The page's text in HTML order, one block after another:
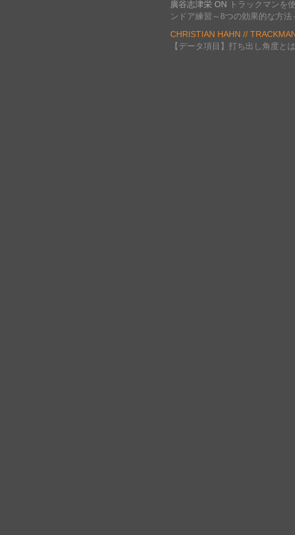
廣谷志津栄 ON
トラックマンを
ンドア練習～8つの効果的な方法
CHRISTIAN HAHN //
【データ項目】打ち出し角度と